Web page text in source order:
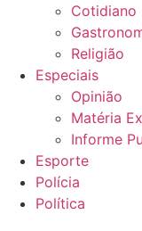
Cotidiano
Religião
Especiais
Opinião
Matéria
Informe
Esporte
Polícia
Política